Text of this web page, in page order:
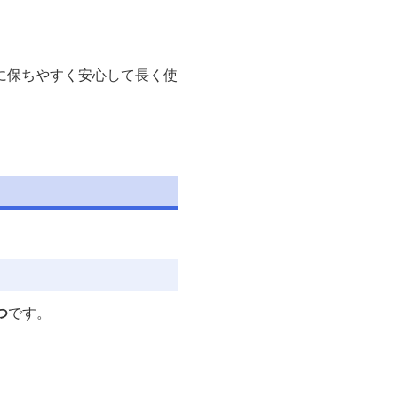
ちやすく安心して長く使
です。